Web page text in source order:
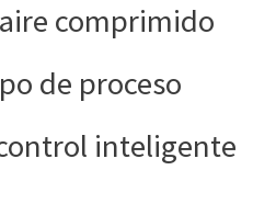
comprimido
de proceso
inteligente